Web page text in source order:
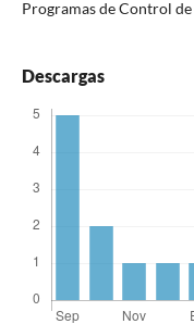
Programas de Control
Descargas